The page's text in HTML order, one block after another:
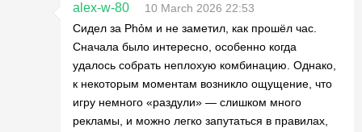
alex-w-80
10 March 2026 22:53
Сидел за Phỏм и не заметил, как прошёл час.
Сначала было интересно, особенно когда
удалось собрать неплохую комбинацию. Однако,
к некоторым моментам возникло ощущение, что
игру немного «раздули» — слишком много
рекламы, и можно легко запутаться в правилах,